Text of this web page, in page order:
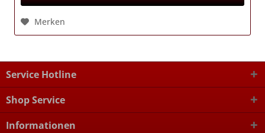
Merken
Service Hotline
Shop Service
Informationen